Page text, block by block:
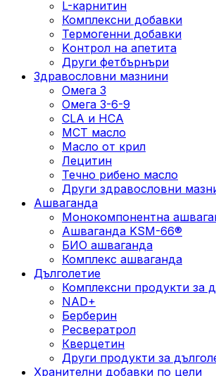
L-карнитин
Комплексни добавки
Термогенни добавки
Kонтрол на апетита
Други фетбърнъри
Здравословни мазнини
Омега 3
Омега 3-6-9
CLA и HCA
МСТ масло
Масло от крил
Лецитин
Течно рибено масло
Други здравословни
Ашваганда
Монокомпонентна
Ашваганда KSM-66®
БИО ашваганда
Комплекс ашваганда
Дълголетие
Комплексни продукти за
NAD+
Берберин
Ресвератрол
Кверцетин
Други продукти за
Хранителни добавки по цели